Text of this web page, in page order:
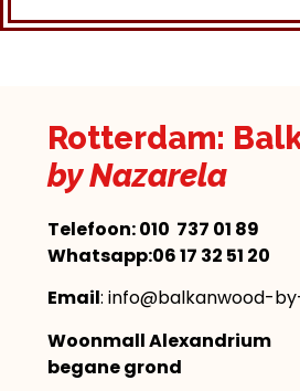
Rotterdam:
by Nazarela
Telefoon:010 737 01 89
Whatsapp:06 17 32 51 20
Email: info@balkanwood-
Woonmall Alexandrium
begane grond